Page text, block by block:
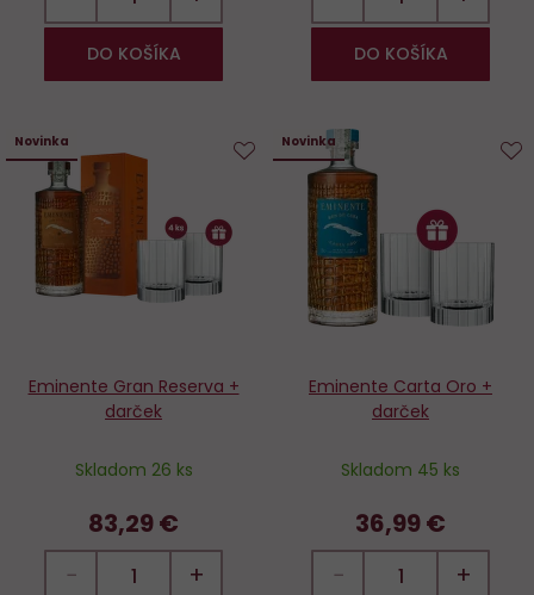
DO KOŠÍKA DO KOŠÍKA
Novinka
Eminente Gran Reserva +
darček
Skladom 26 ks
83,29 €
− +
obľúbených
Novinka
Eminente Carta Oro +
darček
Skladom 45 ks
36,99 €
− +